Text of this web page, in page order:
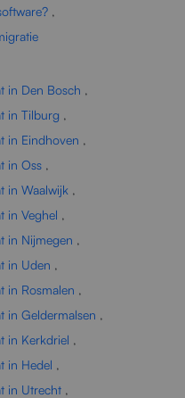
,
in Den Bosch ,
in Tilburg ,
in Eindhoven ,
in Oss ,
in Waalwijk ,
in Veghel ,
in Nijmegen ,
in Uden ,
in Rosmalen ,
in Geldermalsen ,
in Kerkdriel ,
in Hedel ,
in Utrecht ,